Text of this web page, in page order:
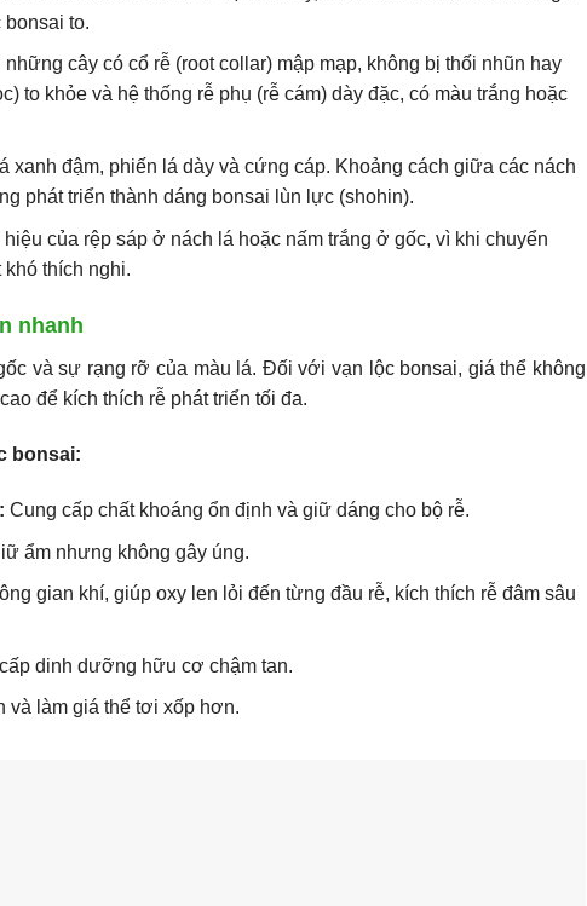
bonsai to.
cây có cổ rễ (root collar) mập mạp, không bị thối nhũn hay
to khỏe và hệ thống rễ phụ (rễ cám) dày đặc, có màu trắng hoặc
xanh đậm, phiến lá dày và cứng cáp. Khoảng cách giữa các nách
phát triển thành dáng bonsai lùn lực (shohin).
của rệp sáp ở nách lá hoặc nấm trắng ở gốc, vì khi chuyển
khó thích nghi.
nhanh
và sự rạng rỡ của màu lá. Đối với vạn lộc bonsai, giá thể không
để kích thích rễ phát triển tối đa.
bonsai:
Cung cấp chất khoáng ổn định và giữ dáng cho bộ rễ.
ẩm nhưng không gây úng.
gian khí, giúp oxy len lỏi đến từng đầu rễ, kích thích rễ đâm sâu
dinh dưỡng hữu cơ chậm tan.
và làm giá thể tơi xốp hơn.